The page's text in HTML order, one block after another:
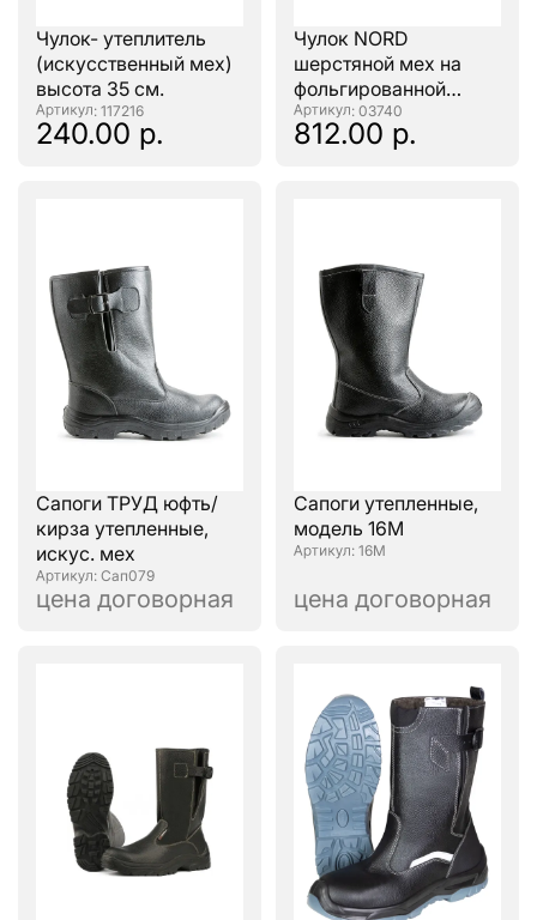
Чулок- утеплитель
(искусственный мех)
высота 35 см.
: 117216
240.00 р.
Чулок NORD
шерстяной мех на
фольгированной
основе: 03740
812.00 р.
Сапоги ТРУД юфть/
кирза утепленные,
искус. мех
: Сап079
цена договорная
Сапоги утепленные,
модель 16М
: 16М
цена договорная